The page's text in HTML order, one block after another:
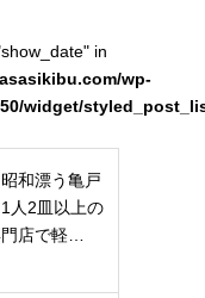
in
wp-
widget/
和漂う亀戸
人2皿以上の
店で軽…